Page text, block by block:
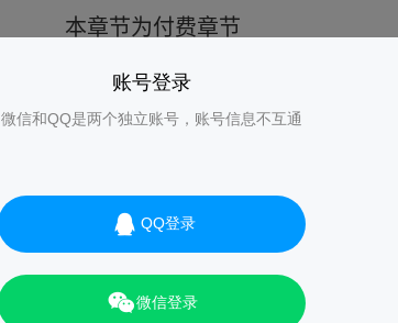
账号登录
微信和QQ是两个独立账号，账号信息不互通
QQ登录
微信登录